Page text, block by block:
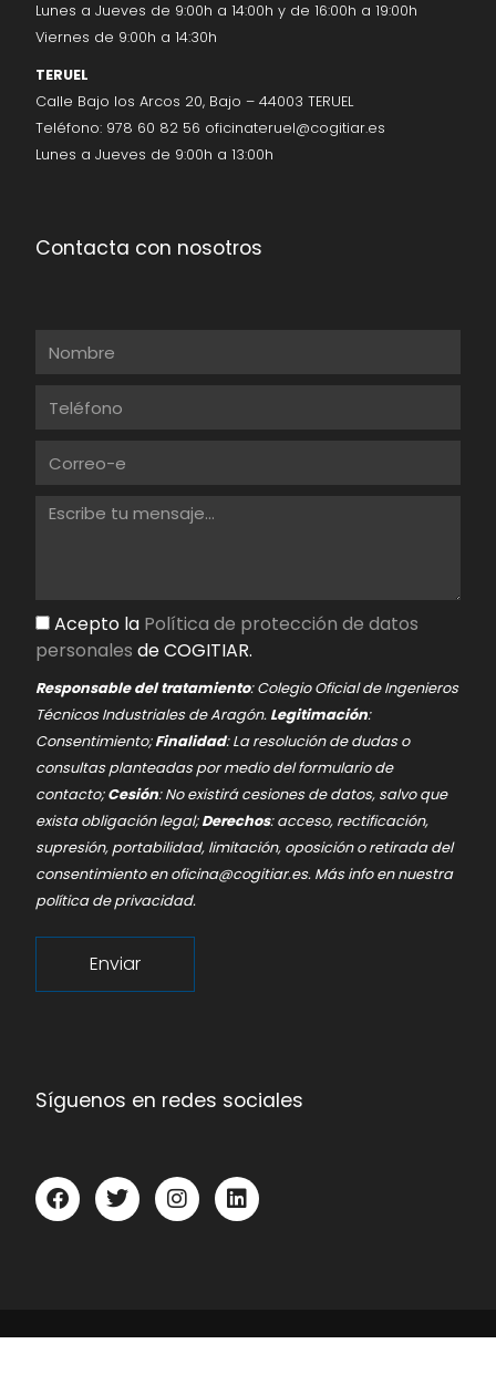
Lunes a Jueves de 9:00h a 14:00h y de 16:00h a 19:00h
Viernes de 9:00h a 14:30h
TERUEL
Calle Bajo los Arcos 20, Bajo – 44003 TERUEL
Teléfono: 978 60 82 56 oficinateruel@cogitiar.es
Lunes a Jueves de 9:00h a 13:00h
Contacta con nosotros
Acepto la Política de protección de datos
personales de COGITIAR.
Responsable del tratamiento: Colegio Oficial de Ingenieros
Técnicos Industriales de Aragón. Legitimación:
Consentimiento;Finalidad: La resolución de dudas o
consultas planteadas por medio del formulario de
contacto;Cesión: No existirá cesiones de datos, salvo que
exista obligación legal;Derechos: acceso, rectificación,
supresión, portabilidad, limitación, oposición o retirada del
consentimiento enoficina@cogitiar.es. Más info en nuestra
política de privacidad.
Enviar
Síguenos en redes sociales